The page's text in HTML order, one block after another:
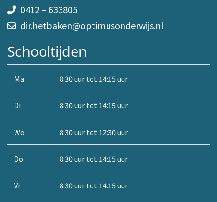
0412 – 633805
dir.hetbaken@optimusonderwijs.nl
Schooltijden
Ma 8:30 uur tot 14:15 uur
Di 8:30 uur tot 14:15 uur
Wo 8:30 uur tot 12:30 uur
Do 8:30 uur tot 14:15 uur
Vr 8:30 uur tot 14:15 uur